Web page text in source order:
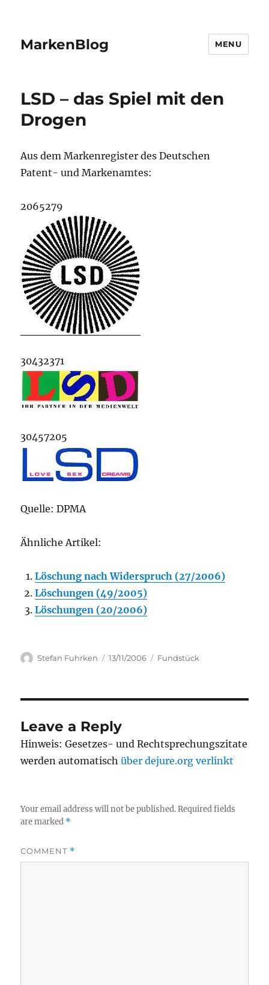
MarkenBlog MENU
LSD – das Spiel mit den
Drogen
Aus dem Markenregister des Deutschen
Patent- und Markenamtes:
2065279
30432371
30457205
Quelle: DPMA
Ähnliche Artikel:
Löschung nach Widerspruch (27/2006)
Löschungen (49/2005)
Löschungen (20/2006)
Author
Stefan Fuhrken
Posted
13/11/2006 Categories
Fundstück
Leave a Reply
Hinweis: Gesetzes- und Rechtsprechungszitate
werden automatischüber dejure.org verlinkt
Your email address will not be published. Required fields
are marked *
COMMENT *